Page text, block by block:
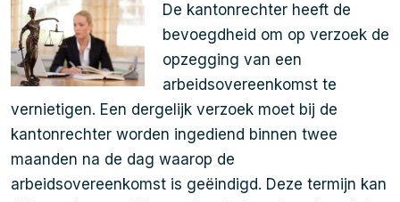
De kantonrechter heeft de
bevoegdheid om op verzoek de
opzegging van een
arbeidsovereenkomst te
vernietigen. Een dergelijk verzoek moet bij de
kantonrechter worden ingediend binnen twee
maanden na de dag waarop de
arbeidsovereenkomst is geëindigd. Deze termijn kan